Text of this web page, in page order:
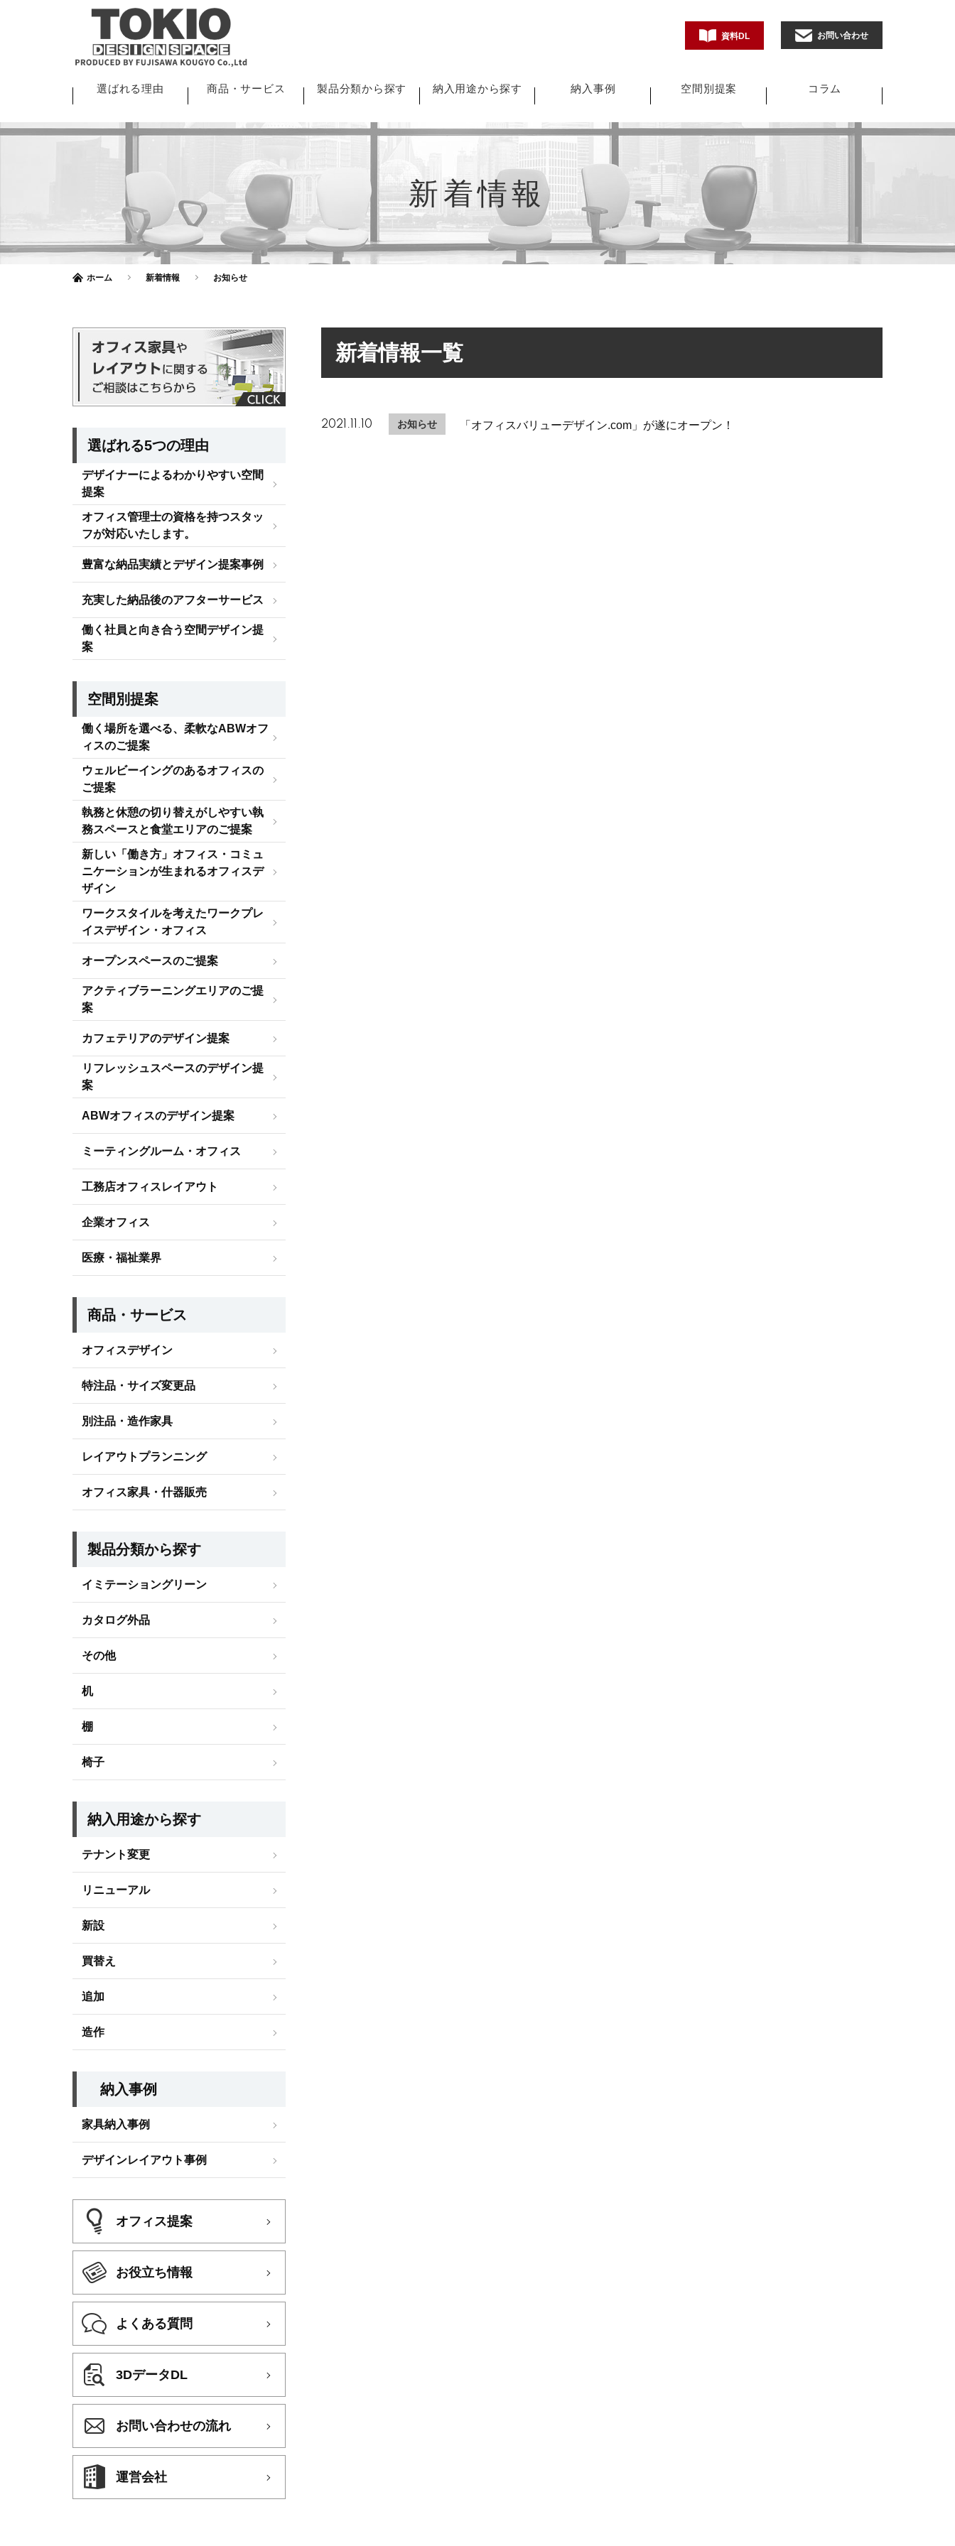
資料DL お問い合わせ
選ばれる理由 商品・サービス 製品分類から探す 納入用途から探す 納入事例 空間別提案 コラム
新着情報
ホーム 新着情報 お知らせ
新着情報一覧
2021.11.10 お知らせ 「オフィスバリューデザイン.com」が遂にオープン！
選ばれる5つの理由
デザイナーによるわかりやすい空間
提案
オフィス管理士の資格を持つスタッ
フが対応いたします。
豊富な納品実績とデザイン提案事例
充実した納品後のアフターサービス
働く社員と向き合う空間デザイン提
案
空間別提案
働く場所を選べる、柔軟なABWオフ
ィスのご提案
ウェルビーイングのあるオフィスの
ご提案
執務と休憩の切り替えがしやすい執
務スペースと食堂エリアのご提案
新しい「働き方」オフィス・コミュ
ニケーションが生まれるオフィスデ
ザイン
ワークスタイルを考えたワークプレ
イスデザイン・オフィス
オープンスペースのご提案
アクティブラーニングエリアのご提
案
カフェテリアのデザイン提案
リフレッシュスペースのデザイン提
案
ABWオフィスのデザイン提案
ミーティングルーム・オフィス
工務店オフィスレイアウト
企業オフィス
医療・福祉業界
商品・サービス
オフィスデザイン
特注品・サイズ変更品
別注品・造作家具
レイアウトプランニング
オフィス家具・什器販売
製品分類から探す
イミテーショングリーン
カタログ外品
その他
机
棚
椅子
納入用途から探す
テナント変更
リニューアル
新設
買替え
追加
造作
納入事例
家具納入事例
デザインレイアウト事例
オフィス提案
お役立ち情報
よくある質問
3DデータDL
お問い合わせの流れ
運営会社